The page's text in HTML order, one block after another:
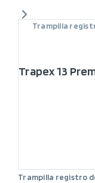
Trampilla
Trapex 13
Trampilla registro